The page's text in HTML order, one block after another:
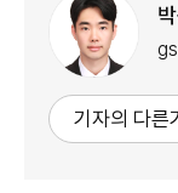
기자의 다른